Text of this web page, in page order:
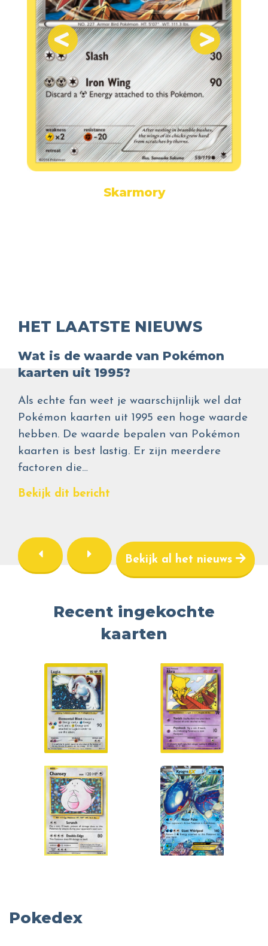
Skarmory
HET LAATSTE NIEUWS
Wat is de waarde van Pokémon
kaarten uit 1995?
Als echte fan weet je waarschijnlijk wel dat
Pokémon kaarten uit 1995 een hoge waarde
hebben. De waarde bepalen van Pokémon
kaarten is best lastig. Er zijn meerdere
factoren die…
Bekijk dit bericht
Bekijk al het nieuws
Recent ingekochte
kaarten
Pokedex